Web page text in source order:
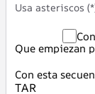
Usa asteriscos
Que empiezan
Con esta